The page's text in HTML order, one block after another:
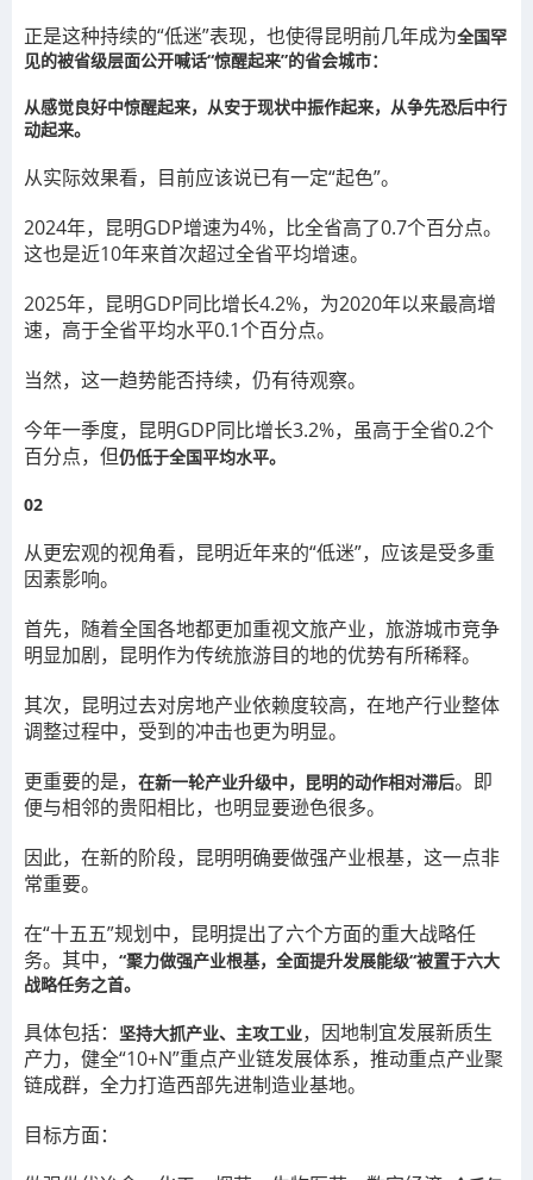
正是这种持续的“低迷”表现，也使得昆明前几年成为全国罕
见的被省级层面公开喊话“惊醒起来”的省会城市：
从感觉良好中惊醒起来，从安于现状中振作起来，从争先恐后中行
动起来。
从实际效果看，目前应该说已有一定“起色”。
2024年，昆明GDP增速为4%，比全省高了0.7个百分点。
这也是近10年来首次超过全省平均增速。
2025年，昆明GDP同比增长4.2%，为2020年以来最高增
速，高于全省平均水平0.1个百分点。
当然，这一趋势能否持续，仍有待观察。
今年一季度，昆明GDP同比增长3.2%，虽高于全省0.2个
百分点，但仍低于全国平均水平。
02
从更宏观的视角看，昆明近年来的“低迷”，应该是受多重
因素影响。
首先，随着全国各地都更加重视文旅产业，旅游城市竞争
明显加剧，昆明作为传统旅游目的地的优势有所稀释。
其次，昆明过去对房地产业依赖度较高，在地产行业整体
调整过程中，受到的冲击也更为明显。
更重要的是， 在新一轮产业升级中，昆明的动作相对滞后。即
便与相邻的贵阳相比，也明显要逊色很多。
因此，在新的阶段，昆明明确要做强产业根基，这一点非
常重要。
在“十五五”规划中，昆明提出了六个方面的重大战略任
务。其中， “聚力做强产业根基，全面提升发展能级“被置于六大
战略任务之首。
具体包括： 坚持大抓产业、主攻工业，因地制宜发展新质生
产力，健全“10+N”重点产业链发展体系，推动重点产业聚
链成群，全力打造西部先进制造业基地。
目标方面：